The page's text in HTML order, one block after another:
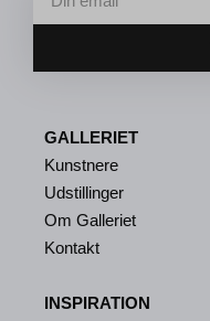
GALLERIET
Kunstnere
Udstillinger
Om Galleriet
Kontakt
INSPIRATION